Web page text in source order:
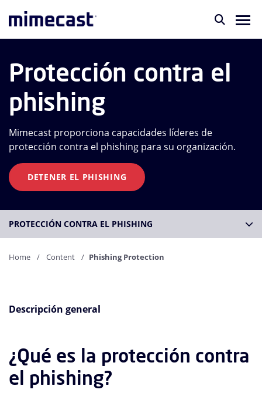
Protección contra el
phishing
Mimecast proporciona capacidades líderes de
protección contra el phishing para su organización.
DETENER EL PHISHING
PROTECCIÓN CONTRA EL PHISHING
Home Content Phishing Protection
Descripción general
¿Qué es la protección contra
el phishing?